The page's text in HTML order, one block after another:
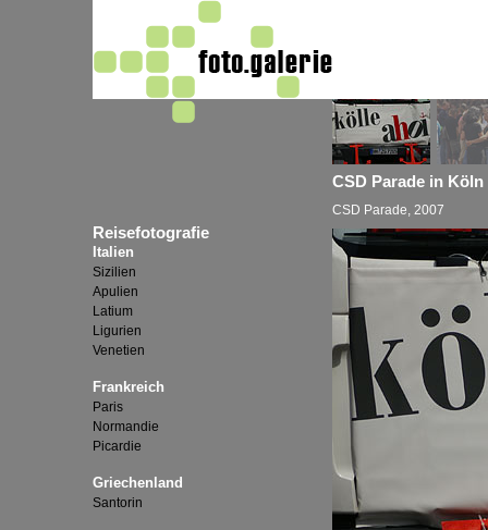
Reisefotografie
Italien
Sizilien
Apulien
Latium
Ligurien
Venetien
Frankreich
Paris
Normandie
Picardie
Griechenland
Santorin
CSD Parade in
CSD Parade, 2007